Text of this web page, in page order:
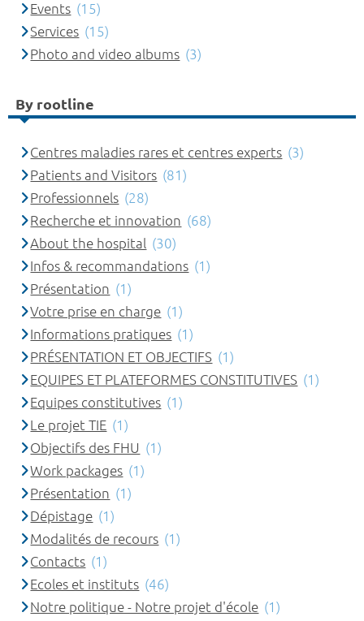
Events (15)
Services (15)
Photo and video albums (3)
By rootline
Centres maladies rares et centres experts (3)
Patients and Visitors (81)
Professionnels (28)
Recherche et innovation (68)
About the hospital (30)
Infos & recommandations (1)
Présentation (1)
Votre prise en charge (1)
Informations pratiques (1)
PRÉSENTATION ET OBJECTIFS (1)
EQUIPES ET PLATEFORMES CONSTITUTIVES (1)
Equipes constitutives (1)
Le projet TIE (1)
Objectifs des FHU (1)
Work packages (1)
Présentation (1)
Dépistage (1)
Modalités de recours (1)
Contacts (1)
Ecoles et instituts (46)
Notre politique - Notre projet d'école (1)